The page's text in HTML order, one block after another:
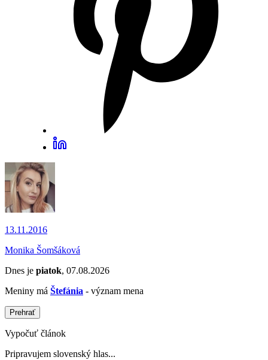
13.11.2016
Monika Šomšáková
Dnes je piatok, 07.08.2026
Meniny má Štefánia - význam mena
Prehrať
Vypočuť článok
Pripravujem slovenský hlas...